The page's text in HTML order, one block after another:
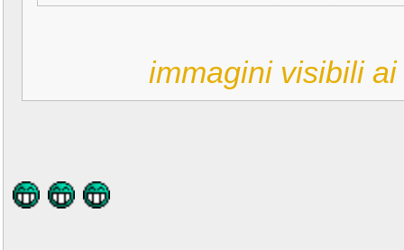
immagini visibili